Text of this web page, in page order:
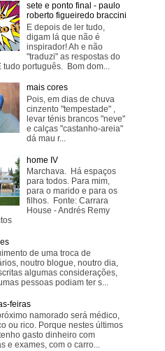
sete e ponto final - paulo
roberto figueiredo braccini
E depois de ler tudo,
digam lá que não é
inspirador! Ah e não
"traduzi" as respostas do
tudo português. Bom dom...
mais cores
Pois, em dias de chuva
cinzento "tempestade" ,
levar ténis brancos "neve"
e calças "castanho-areia"
dá mau r...
home IV
Marchava. Há espaços
para todos. Para mim,
para o marido e para os
filhos. Fonte: Carrara
House - Andrés Remy
de uma troca de
noutro blogue, noutro dia,
algumas considerações,
pessoas podiam ter s...
feiras
namorado será médico,
ou rico. Porque nestes últimos
gasto dinheiro com
e exames, com o carro...